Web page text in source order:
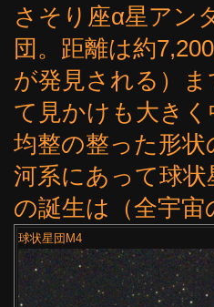
さそり座α星アン
団。距離は約
が発見される）
て見かけも大き
均整の整った形
河系にあって球
の誕生は（全宇
球状星団M4